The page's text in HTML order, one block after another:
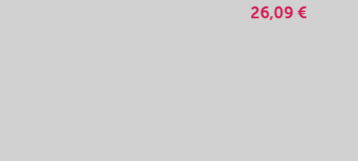
26,09 €